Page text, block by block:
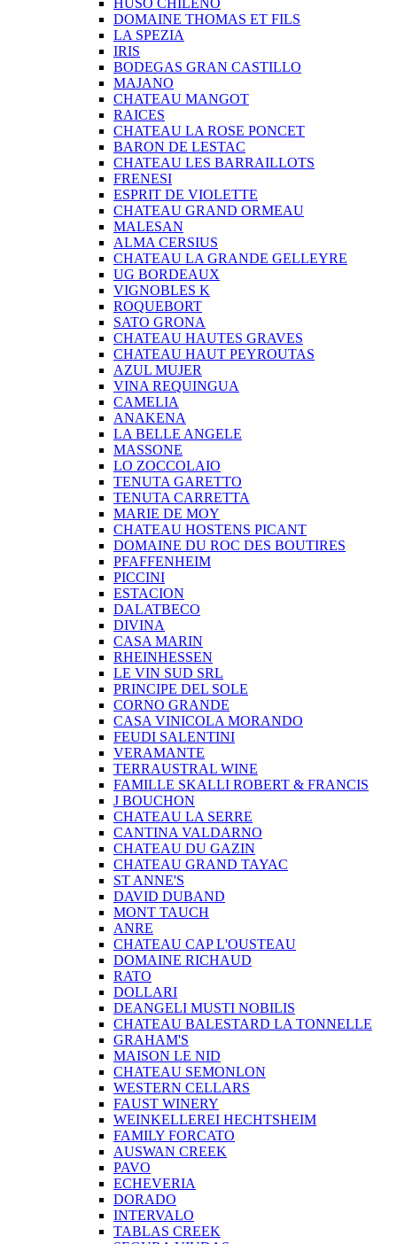
HUSO CHILENO
DOMAINE THOMAS ET FILS
LA SPEZIA
IRIS
BODEGAS GRAN CASTILLO
MAJANO
CHATEAU MANGOT
RAICES
CHATEAU LA ROSE PONCET
BARON DE LESTAC
CHATEAU LES BARRAILLOTS
FRENESI
ESPRIT DE VIOLETTE
CHATEAU GRAND ORMEAU
MALESAN
ALMA CERSIUS
CHATEAU LA GRANDE GELLEYRE
UG BORDEAUX
VIGNOBLES K
ROQUEBORT
SATO GRONA
CHATEAU HAUTES GRAVES
CHATEAU HAUT PEYROUTAS
AZUL MUJER
VINA REQUINGUA
CAMELIA
ANAKENA
LA BELLE ANGELE
MASSONE
LO ZOCCOLAIO
TENUTA GARETTO
TENUTA CARRETTA
MARIE DE MOY
CHATEAU HOSTENS PICANT
DOMAINE DU ROC DES BOUTIRES
PFAFFENHEIM
PICCINI
ESTACION
DALATBECO
DIVINA
CASA MARIN
RHEINHESSEN
LE VIN SUD SRL
PRINCIPE DEL SOLE
CORNO GRANDE
CASA VINICOLA MORANDO
FEUDI SALENTINI
VERAMANTE
TERRAUSTRAL WINE
FAMILLE SKALLI ROBERT & FRANCIS
J BOUCHON
CHATEAU LA SERRE
CANTINA VALDARNO
CHATEAU DU GAZIN
CHATEAU GRAND TAYAC
ST ANNE'S
DAVID DUBAND
MONT TAUCH
ANRE
CHATEAU CAP L'OUSTEAU
DOMAINE RICHAUD
RATO
DOLLARI
DEANGELI MUSTI NOBILIS
CHATEAU BALESTARD LA TONNELLE
GRAHAM'S
MAISON LE NID
CHATEAU SEMONLON
WESTERN CELLARS
FAUST WINERY
WEINKELLEREI HECHTSHEIM
FAMILY FORCATO
AUSWAN CREEK
PAVO
ECHEVERIA
DORADO
INTERVALO
TABLAS CREEK